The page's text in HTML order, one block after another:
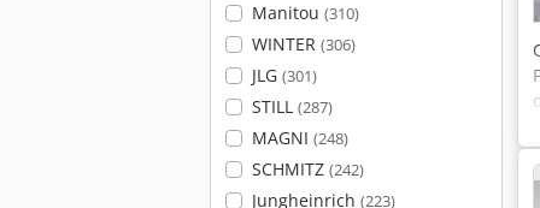
Manitou (310)
WINTER (306)
JLG (301)
STILL (287)
MAGNI (248)
SCHMITZ (242)
Jungheinrich (223)